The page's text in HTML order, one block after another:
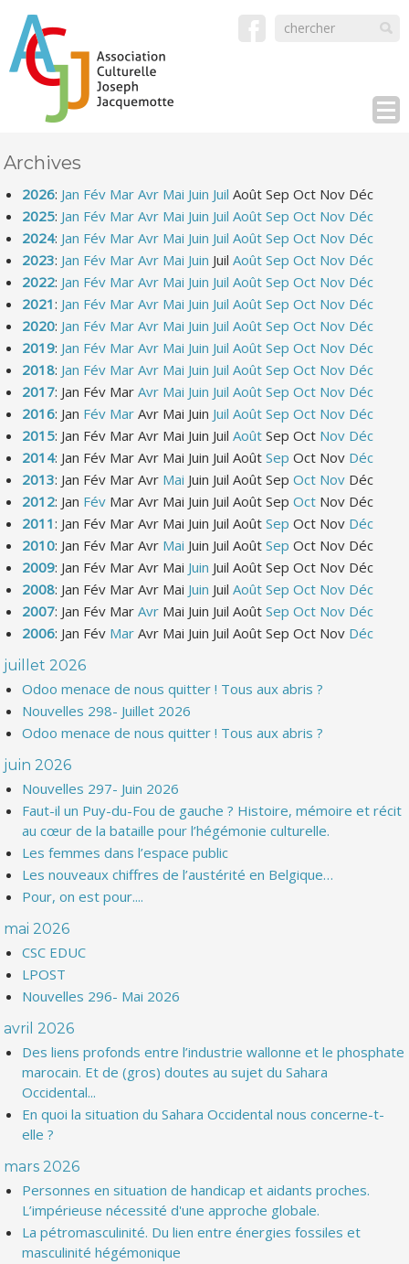
Archives
2026: Jan Fév Mar Avr Mai Juin Juil Août Sep Oct Nov Déc
2025: Jan Fév Mar Avr Mai Juin Juil Août Sep Oct Nov Déc
2024: Jan Fév Mar Avr Mai Juin Juil Août Sep Oct Nov Déc
2023: Jan Fév Mar Avr Mai Juin Juil Août Sep Oct Nov Déc
2022: Jan Fév Mar Avr Mai Juin Juil Août Sep Oct Nov Déc
2021: Jan Fév Mar Avr Mai Juin Juil Août Sep Oct Nov Déc
2020: Jan Fév Mar Avr Mai Juin Juil Août Sep Oct Nov Déc
2019: Jan Fév Mar Avr Mai Juin Juil Août Sep Oct Nov Déc
2018: Jan Fév Mar Avr Mai Juin Juil Août Sep Oct Nov Déc
2017: Jan Fév Mar Avr Mai Juin Juil Août Sep Oct Nov Déc
2016: Jan Fév Mar Avr Mai Juin Juil Août Sep Oct Nov Déc
2015: Jan Fév Mar Avr Mai Juin Juil Août Sep Oct Nov Déc
2014: Jan Fév Mar Avr Mai Juin Juil Août Sep Oct Nov Déc
2013: Jan Fév Mar Avr Mai Juin Juil Août Sep Oct Nov Déc
2012: Jan Fév Mar Avr Mai Juin Juil Août Sep Oct Nov Déc
2011: Jan Fév Mar Avr Mai Juin Juil Août Sep Oct Nov Déc
2010: Jan Fév Mar Avr Mai Juin Juil Août Sep Oct Nov Déc
2009: Jan Fév Mar Avr Mai Juin Juil Août Sep Oct Nov Déc
2008: Jan Fév Mar Avr Mai Juin Juil Août Sep Oct Nov Déc
2007: Jan Fév Mar Avr Mai Juin Juil Août Sep Oct Nov Déc
2006: Jan Fév Mar Avr Mai Juin Juil Août Sep Oct Nov Déc
juillet 2026
Odoo menace de nous quitter ! Tous aux abris ?
Nouvelles 298- Juillet 2026
Odoo menace de nous quitter ! Tous aux abris ?
juin 2026
Nouvelles 297- Juin 2026
Faut-il un Puy-du-Fou de gauche ? Histoire, mémoire et récit
au cœur de la bataille pour l’hégémonie culturelle.
Les femmes dans l’espace public
Les nouveaux chiffres de l’austérité en Belgique…
Pour, on est pour....
mai 2026
CSC EDUC
LPOST
Nouvelles 296- Mai 2026
avril 2026
Des liens profonds entre l’industrie wallonne et le phosphate
marocain. Et de (gros) doutes au sujet du Sahara
Occidental...
En quoi la situation du Sahara Occidental nous concerne-t-
elle ?
mars 2026
Personnes en situation de handicap et aidants proches.
L’impérieuse nécessité d'une approche globale.
La pétromasculinité. Du lien entre énergies fossiles et
masculinité hégémonique